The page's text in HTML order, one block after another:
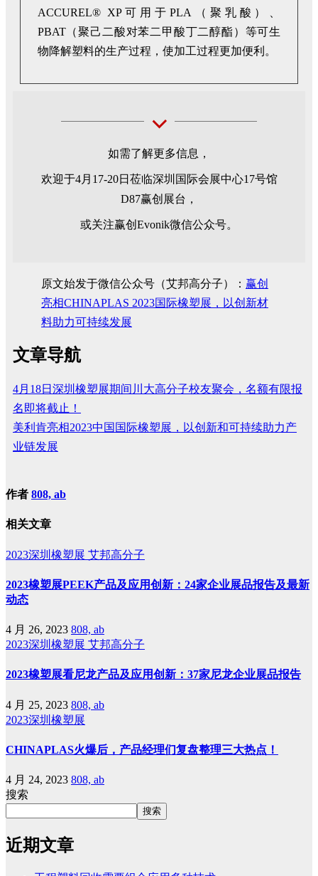
ACCUREL® XP可用于PLA（聚乳酸）、
PBAT（聚己二酸对苯二甲酸丁二醇酯）等可生
物降解塑料的生产过程，使加工过程更加便利。
如需了解更多信息，
欢迎于4月17-20日莅临深圳国际会展中心17号馆
D87赢创展台，
或关注赢创Evonik微信公众号。
原文始发于微信公众号（艾邦高分子）： 赢创
亮相CHINAPLAS 2023国际橡塑展，以创新材
料助力可持续发展
文章导航
4月18日深圳橡塑展期间川大高分子校友聚会，名额有限报
名即将截止！
美利肯亮相2023中国国际橡塑展，以创新和可持续助力产
业链发展
作者 808, ab
相关文章
2023深圳橡塑展 艾邦高分子
2023橡塑展PEEK产品及应用创新：24家企业展品报告及最新
动态
4 月 26, 2023 808, ab
2023深圳橡塑展 艾邦高分子
2023橡塑展看尼龙产品及应用创新：37家尼龙企业展品报告
4 月 25, 2023 808, ab
2023深圳橡塑展
CHINAPLAS火爆后，产品经理们复盘整理三大热点！
4 月 24, 2023 808, ab
搜索
搜索
近期文章